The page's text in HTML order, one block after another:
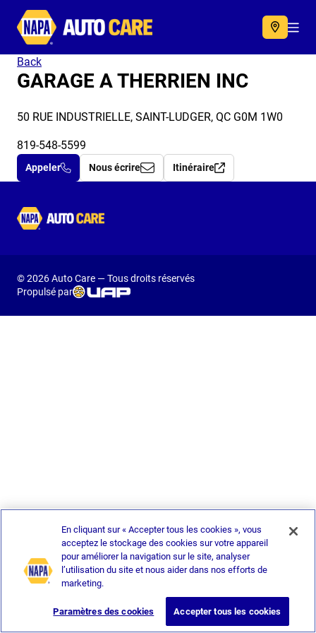
Autocare
Back
GARAGE A THERRIEN INC
50 RUE INDUSTRIELLE, SAINT-LUDGER, QC G0M 1W0
819-548-5599
Appeler Nous écrire Itinéraire
Autocare
© 2026 Auto Care — Tous droits réservés
Propulsé par
En cliquant sur « Accepter tous les cookies », vous
acceptez le stockage des cookies sur votre appareil
pour améliorer la navigation sur le site, analyser
l’utilisation du site et nous aider dans nos efforts de
marketing.
Paramètres des cookies Accepter tous les cookies